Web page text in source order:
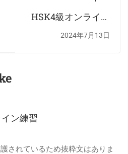
HSK4級オンライン
模擬試験
2024年7月13日
ン練習
されているため抜粋文はありま